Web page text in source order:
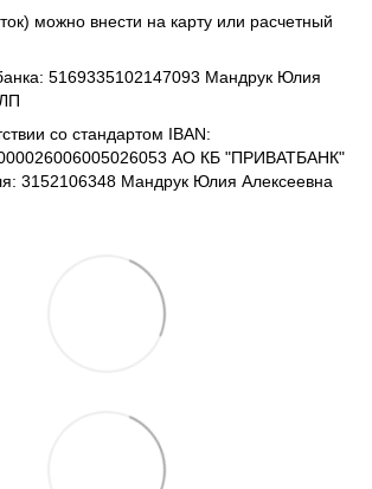
можно внести на карту или расчетный
5169335102147093 Мандрук Юлия
со стандартом IBAN:
АО КБ "ПРИВАТБАНК"
3152106348 Мандрук Юлия Алексеевна